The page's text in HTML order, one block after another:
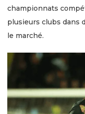
championnats
plusieurs clubs dans
le marché.